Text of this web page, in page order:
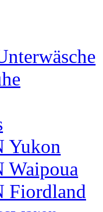
Yukon
Waipoua
Fiordland